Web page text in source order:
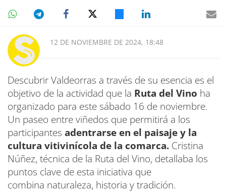
12 DE NOVIEMBRE DE 2024, 18:48
Descubrir Valdeorras a través de su esencia es el
objetivo de la actividad que la Ruta del Vino ha
organizado para este sábado 16 de noviembre.
Un paseo entre viñedos que permitirá a los
participantes adentrarse en el paisaje y la
cultura vitivinícola de la comarca. Cristina
Núñez, técnica de la Ruta del Vino, detallaba los
puntos clave de esta iniciativa que
combina naturaleza, historia y tradición.